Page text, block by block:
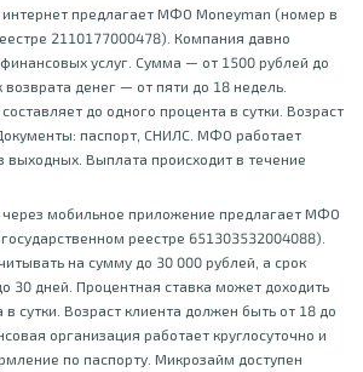
интернет предлагает МФО Moneyman (номер в
2110177000478). Компания давно
услуг. Сумма — от 1500 рублей до
возврата денег — от пяти до 18 недель.
до одного процента в сутки. Возраст
паспорт, СНИЛС. МФО работает
выходных. Выплата происходит в течение
мобильное приложение предлагает МФО
реестре 651303532004088).
на сумму до 30 000 рублей, а срок
30 дней. Процентная ставка может доходить
в сутки. Возраст клиента должен быть от 18 до
организация работает круглосуточно и
по паспорту. Микрозайм доступен